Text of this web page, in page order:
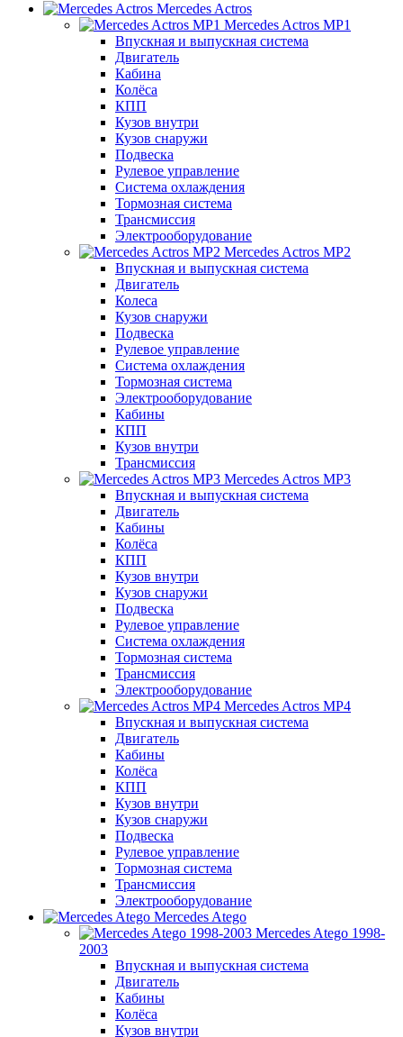
Mercedes Actros
Mercedes Actros MP1
Впускная и выпускная система
Двигатель
Кабина
Колёса
КПП
Кузов внутри
Кузов снаружи
Подвеска
Рулевое управление
Система охлаждения
Тормозная система
Трансмиссия
Электрооборудование
Mercedes Actros MP2
Впускная и выпускная система
Двигатель
Колеса
Кузов снаружи
Подвеска
Рулевое управление
Система охлаждения
Тормозная система
Электрооборудование
Кабины
КПП
Кузов внутри
Трансмиссия
Mercedes Actros MP3
Впускная и выпускная система
Двигатель
Кабины
Колёса
КПП
Кузов внутри
Кузов снаружи
Подвеска
Рулевое управление
Система охлаждения
Тормозная система
Трансмиссия
Электрооборудование
Mercedes Actros MP4
Впускная и выпускная система
Двигатель
Кабины
Колёса
КПП
Кузов внутри
Кузов снаружи
Подвеска
Рулевое управление
Тормозная система
Трансмиссия
Электрооборудование
Mercedes Atego
Mercedes Atego 1998-
2003
Впускная и выпускная система
Двигатель
Кабины
Колёса
Кузов внутри